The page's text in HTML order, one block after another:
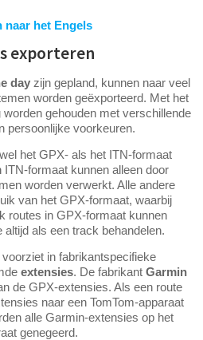
naar het Engels
exporteren
dayzijn gepland, kunnen naar veel
worden geëxporteerd. Met het
gehouden met verschillende
persoonlijke voorkeuren.
het GPX- als het ITN-formaat
formaat kunnen alleen door
worden verwerkt. Alle andere
van het GPX-formaat, waarbij
routes in GPX-formaat kunnen
als een track behandelen.
in fabrikantspecifieke
extensies. De fabrikant Garmin
de GPX-extensies. Als een route
naar een TomTom-apparaat
alle Garmin-extensies op het
genegeerd.